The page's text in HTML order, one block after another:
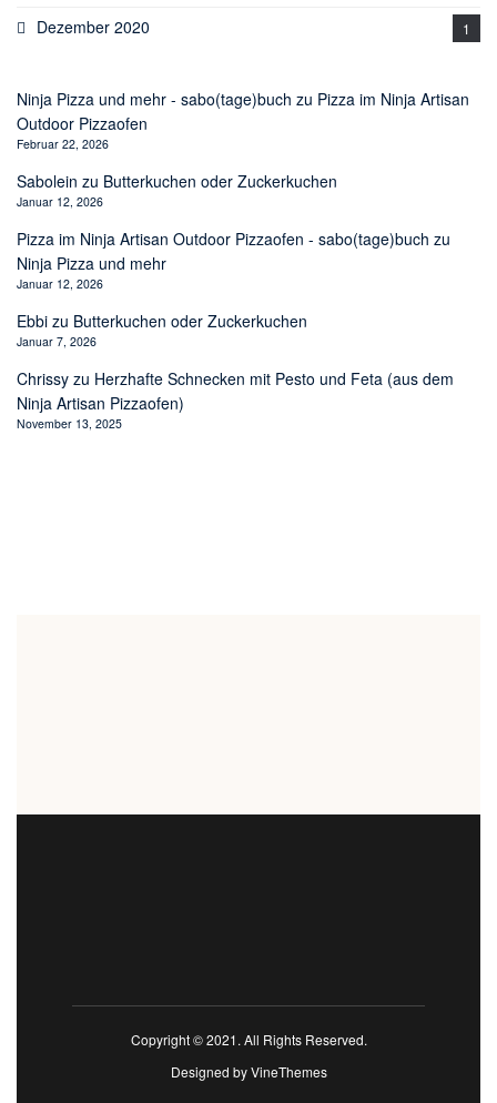
Dezember 2020 1
Ninja Pizza und mehr - sabo(tage)buch zu Pizza im Ninja Artisan
Outdoor Pizzaofen
Februar 22, 2026
Sabolein zu Butterkuchen oder Zuckerkuchen
Januar 12, 2026
Pizza im Ninja Artisan Outdoor Pizzaofen - sabo(tage)buch zu
Ninja Pizza und mehr
Januar 12, 2026
Ebbi zu Butterkuchen oder Zuckerkuchen
Januar 7, 2026
Chrissy zu Herzhafte Schnecken mit Pesto und Feta (aus dem
Ninja Artisan Pizzaofen)
November 13, 2025
Copyright © 2021. All Rights Reserved.
Designed byVineThemes